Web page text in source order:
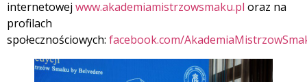
internetowej www.akademiamistrzowsmaku.pl oraz na
profilach
społecznościowych: facebook.com/